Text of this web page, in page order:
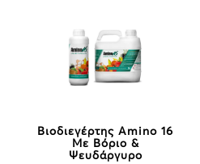
Βιοδιεγέρτης Amino 16
Με Βόριο &
Ψευδάργυρο